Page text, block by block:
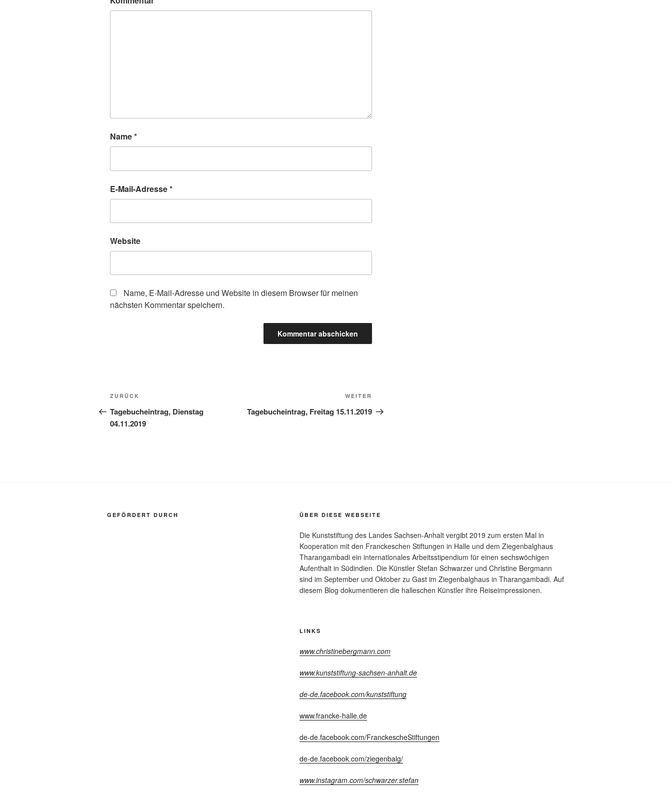
Name*
E-Mail-Adresse*
Website
Name, E-Mail-Adresse und Website in diesem Browser für meinen
nächsten Kommentar speichern.
Beitragsnavigation
Vorheriger
Beitrag
ZURÜCK
Tagebucheintrag, Dienstag
04.11.2019
Beitrag
WEITER
Tagebucheintrag, Freitag 15.11.2019
GEFÖRDERT DURCH ÜBER DIESE WEBSEITE
Die Kunststiftung des Landes Sachsen-Anhalt vergibt 2019 zum ersten Mal in
Kooperation mit den Franckeschen Stiftungen in Halle und dem Ziegenbalghaus
Tharangambadi ein internationales Arbeitsstipendium für einen sechswöchigen
Aufenthalt in Südindien. Die Künstler Stefan Schwarzer und Christine Bergmann
sind im September und Oktober zu Gast im Ziegenbalghaus in Tharangambadi. Auf
diesem Blog dokumentieren die halleschen Künstler ihre Reiseimpressionen.
LINKS
www.christinebergmann.com
www.kunststiftung-sachsen-anhalt.de
de-de.facebook.com/kunststiftung
www.francke-halle.de
de-de.facebook.com/FranckescheStiftungen
de-de.facebook.com/ziegenbalg/
www.instagram.com/schwarzer.stefan